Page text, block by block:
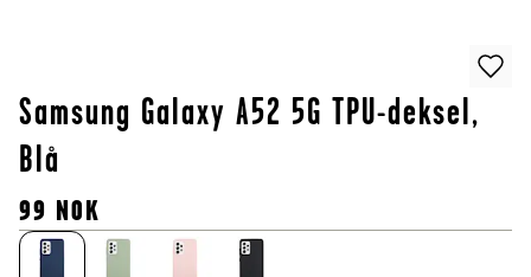
Samsung Galaxy A52 5G TPU-deksel,
Blå
99 NOK